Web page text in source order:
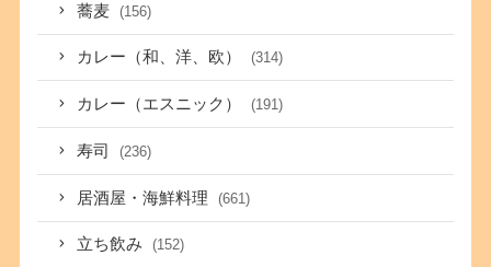
蕎麦 (156)
カレー（和、洋、欧） (314)
カレー（エスニック） (191)
寿司 (236)
居酒屋・海鮮料理 (661)
立ち飲み (152)